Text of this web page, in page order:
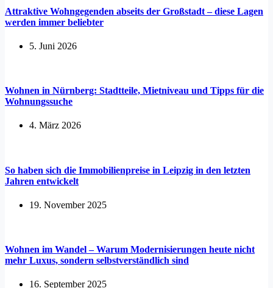
Attraktive Wohngegenden abseits der Großstadt – diese Lagen
werden immer beliebter
5. Juni 2026
Wohnen in Nürnberg: Stadtteile, Mietniveau und Tipps für die
Wohnungssuche
4. März 2026
So haben sich die Immobilienpreise in Leipzig in den letzten
Jahren entwickelt
19. November 2025
Wohnen im Wandel – Warum Modernisierungen heute nicht
mehr Luxus, sondern selbstverständlich sind
16. September 2025